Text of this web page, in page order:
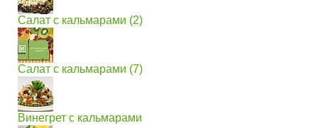
Салат с кальмарами (2)
Салат с кальмарами (7)
Винегрет с кальмарами